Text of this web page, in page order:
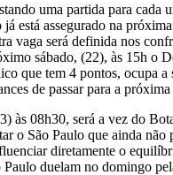
uma partida para cada
está assegurado na
vaga será definida nos
sábado, (22), às 15h o
que tem 4 pontos, ocupa a
de passar para a próxima
às 08h30, será a vez do
o São Paulo que ainda não
diretamente o
duelam no domingo